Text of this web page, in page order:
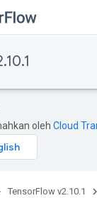
oleh Cloud
TensorFlow v2.10.1